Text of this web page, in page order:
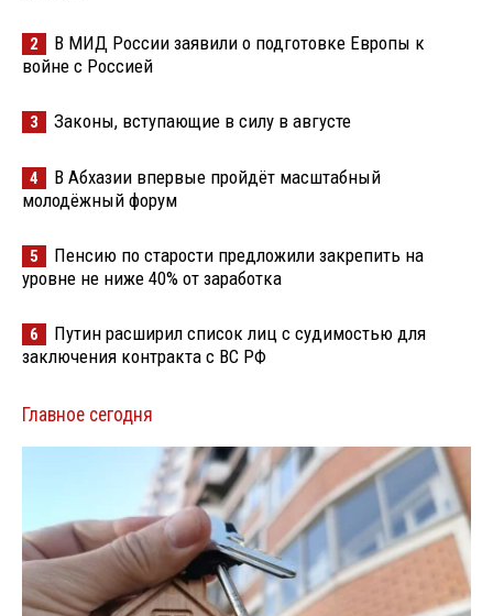
2
В МИД России заявили о подготовке Европы к
войне с Россией
3 Законы, вступающие в силу в августе
4
В Абхазии впервые пройдёт масштабный
молодёжный форум
5
Пенсию по старости предложили закрепить на
уровне не ниже 40% от заработка
6
Путин расширил список лиц с судимостью для
заключения контракта с ВС РФ
Главное сегодня